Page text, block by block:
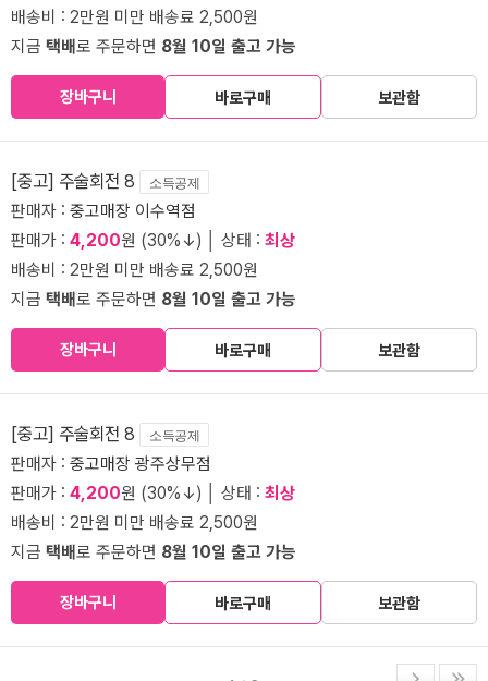
배송비 : 2만원 미만 배송료 2,500원
지금 택배로 주문하면 8월 10일 출고 가능
장바구니 바로구매 보관함
[중고] 주술회전 8 소득공제
판매자 : 중고매장 이수역점
판매가 : 4,200원 (30%↓) │ 상태 : 최상
배송비 : 2만원 미만 배송료 2,500원
지금 택배로 주문하면 8월 10일 출고 가능
장바구니 바로구매 보관함
[중고] 주술회전 8 소득공제
판매자 : 중고매장 광주상무점
판매가 : 4,200원 (30%↓) │ 상태 : 최상
배송비 : 2만원 미만 배송료 2,500원
지금 택배로 주문하면 8월 10일 출고 가능
장바구니 바로구매 보관함